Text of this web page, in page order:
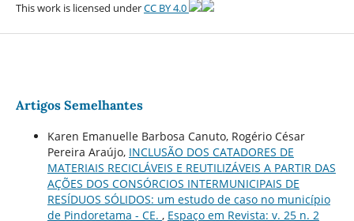
This work is licensed underCC BY 4.0
Artigos Semelhantes
Karen Emanuelle Barbosa Canuto, Rogério César
Pereira Araújo, INCLUSÃO DOS CATADORES DE
MATERIAIS RECICLÁVEIS E REUTILIZÁVEIS A PARTIR DAS
AÇÕES DOS CONSÓRCIOS INTERMUNICIPAIS DE
RESÍDUOS SÓLIDOS: um estudo de caso no município
de Pindoretama - CE. , Espaço em Revista: v. 25 n. 2